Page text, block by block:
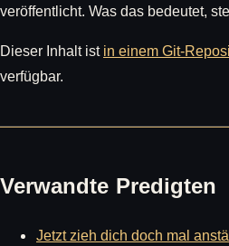
veröffentlicht. Was das bedeutet,
Dieser Inhalt istin einem Git-
verfügbar.
Verwandte Predigten
Jetzt zieh dich doch mal